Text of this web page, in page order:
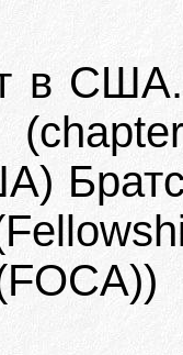
в США.